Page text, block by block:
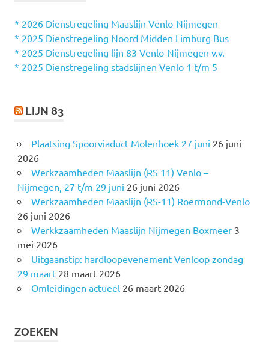
n
a
a
r
* 2026 Dienstregeling Maaslijn Venlo-Nijmegen
* 2025 Dienstregeling Noord Midden Limburg Bus
* 2025 Dienstregeling lijn 83 Venlo-Nijmegen v.v.
* 2025 Dienstregeling stadslijnen Venlo 1 t/m 5
LIJN 83
Plaatsing Spoorviaduct Molenhoek 27 juni 26 juni
2026
Werkzaamheden Maaslijn (RS 11) Venlo –
Nijmegen, 27 t/m 29 juni 26 juni 2026
Werkzaamheden Maaslijn (RS-11) Roermond-Venlo
26 juni 2026
Werkkzaamheden Maaslijn Nijmegen Boxmeer 3
mei 2026
Uitgaanstip: hardloopevenement Venloop zondag
29 maart 28 maart 2026
Omleidingen actueel 26 maart 2026
ZOEKEN